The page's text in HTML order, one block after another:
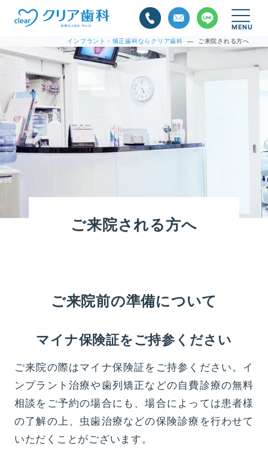
インプラント・矯正歯科ならクリア歯科 — ご来院される方へ
ご来院される方へ
ご来院前の準備について
マイナ保険証をご持参ください
ご来院の際はマイナ保険証をご持参ください。イ
ンプラント治療や歯列矯正などの自費診療の無料
相談をご予約の場合にも、場合によっては患者様
の了解の上、虫歯治療などの保険診療を行わせて
いただくことがございます。